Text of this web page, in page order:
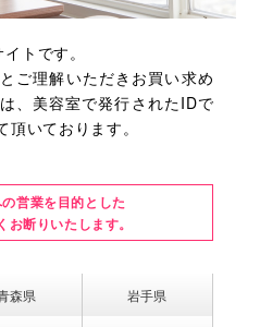
トです。
ご理解いただきお買い求め
、美容室で発行されたIDで
いております。
営業を目的とした
お断りいたします。
森県 岩手県